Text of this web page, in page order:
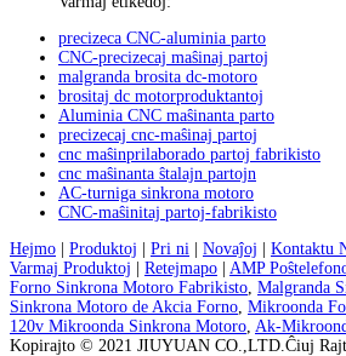
precizeca CNC-aluminia parto
CNC-precizecaj maŝinaj partoj
malgranda brosita dc-motoro
brositaj dc motorproduktantoj
Aluminia CNC maŝinanta parto
precizecaj cnc-maŝinaj partoj
cnc maŝinprilaborado partoj fabrikisto
cnc maŝinanta ŝtalajn partojn
AC-turniga sinkrona motoro
CNC-maŝinitaj partoj-fabrikisto
Hejmo | Produktoj | Pri ni | Novaĵoj | Kontaktu
Varmaj Produktoj | Retejmapo | AMP
Forno Sinkrona Motoro Fabrikisto Malgranda
Sinkrona Motoro de Akcia Forno Mikroonda
120v Mikroonda Sinkrona Motoro Ak-
Kopirajto © 2021 JIUYUAN CO.,LTD.Ĉiuj